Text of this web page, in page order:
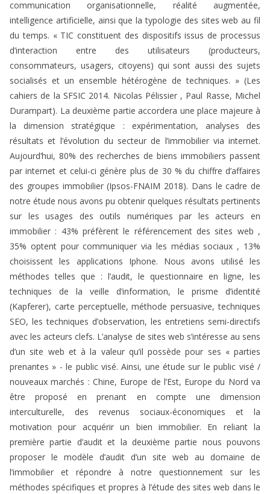
communication organisationnelle, réalité augmentée,
intelligence artificielle, ainsi que la typologie des sites web au fil
du temps. « TIC constituent des dispositifs issus de processus
d’interaction entre des utilisateurs (producteurs,
consommateurs, usagers, citoyens) qui sont aussi des sujets
socialisés et un ensemble hétérogène de techniques. » (Les
cahiers de la SFSIC 2014. Nicolas Pélissier , Paul Rasse, Michel
Durampart). La deuxième partie accordera une place majeure à
la dimension stratégique : expérimentation, analyses des
résultats et l’évolution du secteur de l’immobilier via internet.
Aujourd’hui, 80% des recherches de biens immobiliers passent
par internet et celui-ci génère plus de 30 % du chiffre d’affaires
des groupes immobilier (Ipsos-FNAIM 2018). Dans le cadre de
notre étude nous avons pu obtenir quelques résultats pertinents
sur les usages des outils numériques par les acteurs en
immobilier : 43% préfèrent le référencement des sites web ,
35% optent pour communiquer via les médias sociaux , 13%
choisissent les applications Iphone. Nous avons utilisé les
méthodes telles que : l’audit, le questionnaire en ligne, les
techniques de la veille d’information, le prisme d’identité
(Kapferer), carte perceptuelle, méthode persuasive, techniques
SEO, les techniques d’observation, les entretiens semi-directifs
avec les acteurs clefs. L’analyse de sites web s’intéresse au sens
d’un site web et à la valeur qu’il possède pour ses « parties
prenantes » - le public visé. Ainsi, une étude sur le public visé /
nouveaux marchés : Chine, Europe de l’Est, Europe du Nord va
être proposé en prenant en compte une dimension
interculturelle, des revenus sociaux-économiques et la
motivation pour acquérir un bien immobilier. En reliant la
première partie d’audit et la deuxième partie nous pouvons
proposer le modèle d’audit d’un site web au domaine de
l’immobilier et répondre à notre questionnement sur les
méthodes spécifiques et propres à l’étude des sites web dans le